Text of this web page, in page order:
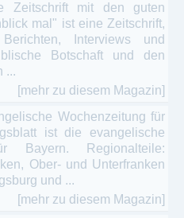
Zeitschrift mit den guten
mal" ist eine Zeitschrift,
Interviews und
Botschaft und den
...
[mehr zu diesem Magazin]
Wochenzeitung für
ist die evangelische
Bayern. Regionalteile:
Ober- und Unterfranken
und ...
[mehr zu diesem Magazin]